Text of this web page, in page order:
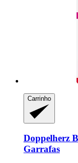
Carrinho
Doppelherz
Garrafas